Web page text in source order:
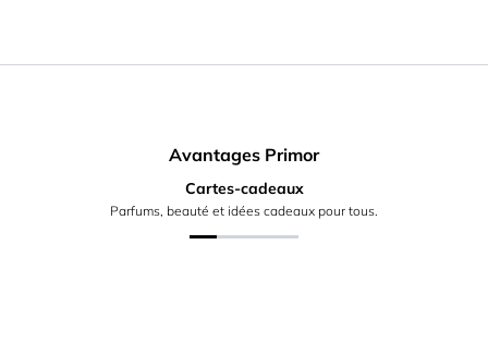
Avantages Primor
Cartes-cadeaux
Parfums, beauté et idées cadeaux pour tous.